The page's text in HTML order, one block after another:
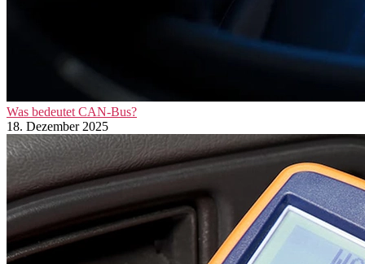
Was bedeutet CAN-Bus?
18. Dezember 2025